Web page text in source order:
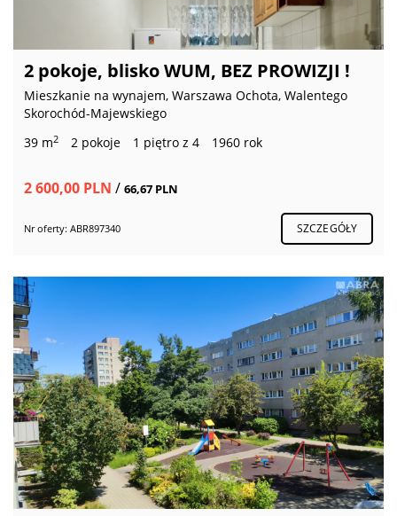
2 pokoje, blisko WUM, BEZ PROWIZJI !
Mieszkanie na wynajem, Warszawa Ochota, Walentego
Skorochód-Majewskiego
39 m2 2 pokoje 1 piętro z 4 1960 rok
2 600,00 PLN / 66,67 PLN
Nr oferty: ABR897340 SZCZEGÓŁY